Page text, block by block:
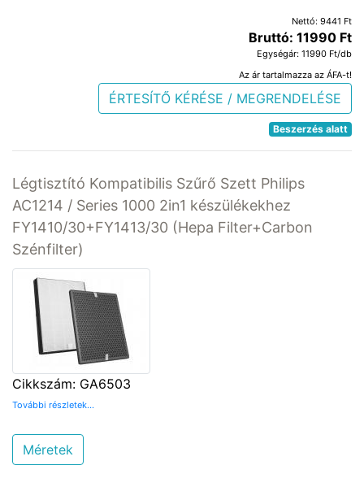
Nettó: 9441 Ft
Bruttó: 11990 Ft
Egységár: 11990 Ft/db
Az ár tartalmazza az ÁFA-t!
ÉRTESÍTŐ KÉRÉSE / MEGRENDELÉSE
Beszerzés alatt
Légtisztító Kompatibilis Szűrő Szett Philips
AC1214 / Series 1000 2in1 készülékekhez
FY1410/30+FY1413/30 (Hepa Filter+Carbon
Szénfilter)
Cikkszám: GA6503
További részletek...
Méretek